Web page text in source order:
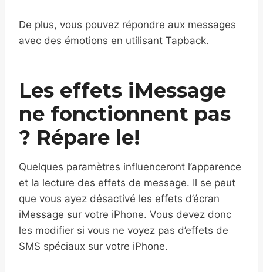
De plus, vous pouvez répondre aux messages
avec des émotions en utilisant Tapback.
Les effets iMessage
ne fonctionnent pas
? Répare le!
Quelques paramètres influenceront l’apparence
et la lecture des effets de message. Il se peut
que vous ayez désactivé les effets d’écran
iMessage sur votre iPhone. Vous devez donc
les modifier si vous ne voyez pas d’effets de
SMS spéciaux sur votre iPhone.